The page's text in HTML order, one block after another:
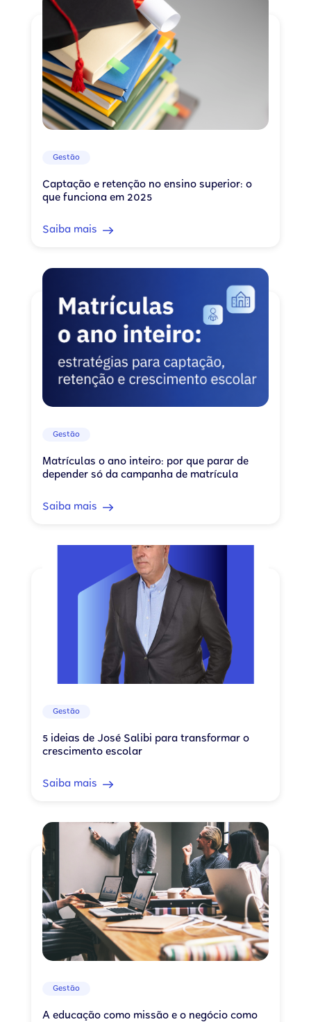
Gestão
Captação e retenção no ensino superior: o
que funciona em 2025
Saiba mais
Gestão
Matrículas o ano inteiro: por que parar de
depender só da campanha de matrícula
Saiba mais
Gestão
5 ideias de José Salibi para transformar o
crescimento escolar
Saiba mais
Gestão
A educação como missão e o negócio como